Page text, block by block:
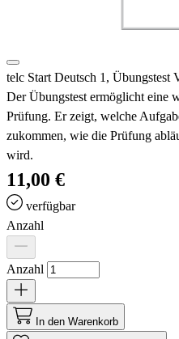
telc Start Deutsch 1, Übungstest
Der Übungstest ermöglicht eine
Prüfung. Er zeigt, welche
zukommen, wie die Prüfung
wird.
11,00 €
verfügbar
Anzahl
Anzahl
In den Warenkorb